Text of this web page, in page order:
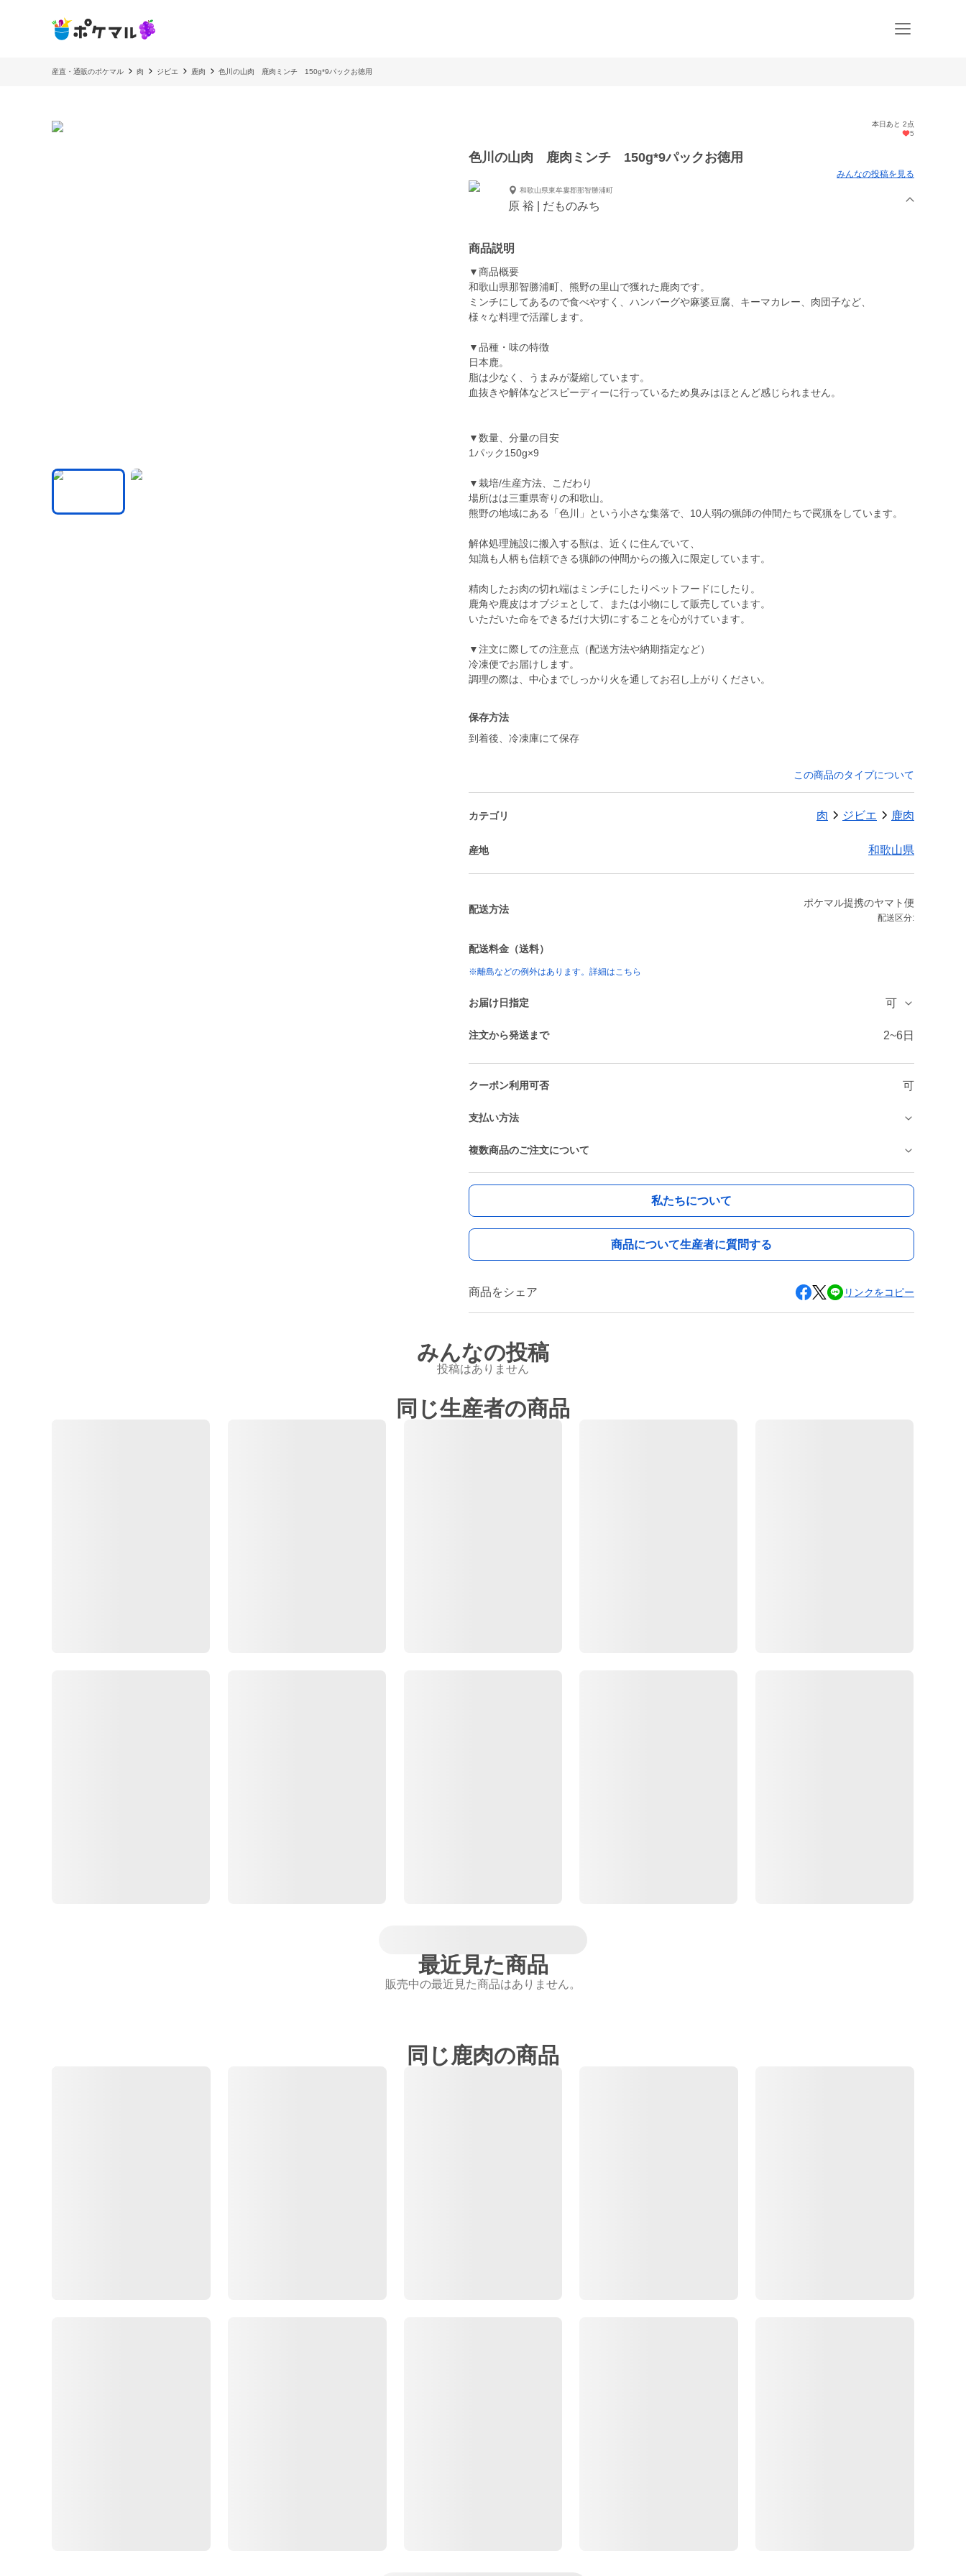
産直・通販のポケマル 肉 ジビエ 鹿肉 色川の山肉 鹿肉ミンチ 150g*9パックお徳用
本日あと 2点
5
色川の山肉 鹿肉ミンチ 150g*9パックお徳用
みんなの投稿を見る
和歌山県東牟婁郡那智勝浦町
原 裕 | だものみち
商品説明
▼商品概要
和歌山県那智勝浦町、熊野の里山で獲れた鹿肉です。
ミンチにしてあるので食べやすく、ハンバーグや麻婆豆腐、キーマカレー、肉団子など、
様々な料理で活躍します。
▼品種・味の特徴
日本鹿。
脂は少なく、うまみが凝縮しています。
血抜きや解体などスピーディーに行っているため臭みはほとんど感じられません。
▼数量、分量の目安
1パック150g×9
▼栽培/生産方法、こだわり
場所はは三重県寄りの和歌山。
熊野の地域にある「色川」という小さな集落で、10人弱の猟師の仲間たちで罠猟をしています。
解体処理施設に搬入する獣は、近くに住んでいて、
知識も人柄も信頼できる猟師の仲間からの搬入に限定しています。
精肉したお肉の切れ端はミンチにしたりペットフードにしたり。
鹿角や鹿皮はオブジェとして、または小物にして販売しています。
いただいた命をできるだけ大切にすることを心がけています。
▼注文に際しての注意点（配送方法や納期指定など）
冷凍便でお届けします。
調理の際は、中心までしっかり火を通してお召し上がりください。
保存方法
到着後、冷凍庫にて保存
この商品のタイプについて
カテゴリ 肉 ジビエ 鹿肉
産地 和歌山県
配送方法
ポケマル提携のヤマト便
配送区分:
配送料金（送料）
※離島などの例外はあります。詳細はこちら
お届け日指定 可
注文から発送まで 2~6日
クーポン利用可否 可
支払い方法
複数商品のご注文について
私たちについて
商品について生産者に質問する
商品をシェア リンクをコピー
みんなの投稿
投稿はありません
同じ生産者の商品
最近見た商品
販売中の最近見た商品はありません。
同じ鹿肉の商品